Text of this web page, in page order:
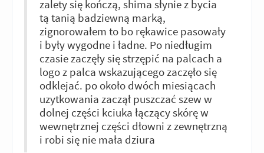
zalety się kończą, shima słynie z bycia
tą tanią badziewną marką,
zignorowałem to bo rękawice pasowały
i były wygodne i ładne. Po niedługim
czasie zaczęły się strzępić na palcach a
logo z palca wskazującego zaczęło się
odklejać. po około dwóch miesiącach
uzytkowania zaczął puszczać szew w
dolnej części kciuka łączący skórę w
wewnętrznej części dłowni z zewnętrzną
i robi się nie mała dziura